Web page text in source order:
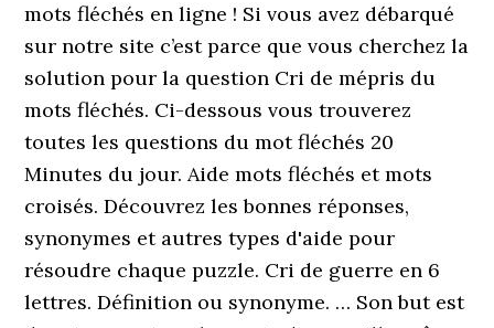
mots fléchés en ligne ! Si vous avez débarqué
sur notre site c’est parce que vous cherchez la
solution pour la question Cri de mépris du
mots fléchés. Ci-dessous vous trouverez
toutes les questions du mot fléchés 20
Minutes du jour. Aide mots fléchés et mots
croisés. Découvrez les bonnes réponses,
synonymes et autres types d'aide pour
résoudre chaque puzzle. Cri de guerre en 6
lettres. Définition ou synonyme. … Son but est